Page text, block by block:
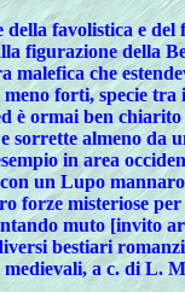
favolistica e del
figurazione della
malefica che
forti, specie
è ormai ben
sorrette almeno da
in area
un Lupo
misteriose per
muto [invito
bestiari
a c. di L.